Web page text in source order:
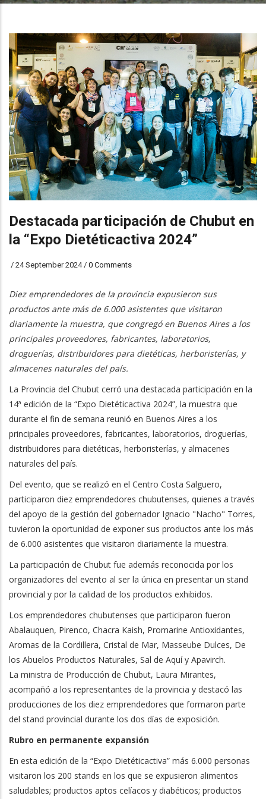
Destacada participación de Chubut en
la “Expo Dietéticactiva 2024”
/ 24 September 2024/ 0 Comments
Diez emprendedores de la provincia expusieron sus
productos ante más de 6.000 asistentes que visitaron
diariamente la muestra, que congregó en Buenos Aires a los
principales proveedores, fabricantes, laboratorios,
droguerías, distribuidores para dietéticas, herboristerías, y
almacenes naturales del país.
La Provincia del Chubut cerró una destacada participación en la
14ª edición de la “Expo Dietéticactiva 2024”, la muestra que
durante el fin de semana reunió en Buenos Aires a los
principales proveedores, fabricantes, laboratorios, droguerías,
distribuidores para dietéticas, herboristerías, y almacenes
naturales del país.
Del evento, que se realizó en el Centro Costa Salguero,
participaron diez emprendedores chubutenses, quienes a través
del apoyo de la gestión del gobernador Ignacio "Nacho" Torres,
tuvieron la oportunidad de exponer sus productos ante los más
de 6.000 asistentes que visitaron diariamente la muestra.
La participación de Chubut fue además reconocida por los
organizadores del evento al ser la única en presentar un stand
provincial y por la calidad de los productos exhibidos.
Los emprendedores chubutenses que participaron fueron
Abalauquen, Pirenco, Chacra Kaish, Promarine Antioxidantes,
Aromas de la Cordillera, Cristal de Mar, Masseube Dulces, De
los Abuelos Productos Naturales, Sal de Aquí y Apavirch.
La ministra de Producción de Chubut, Laura Mirantes,
acompañó a los representantes de la provincia y destacó las
producciones de los diez emprendedores que formaron parte
del stand provincial durante los dos días de exposición.
Rubro en permanente expansión
En esta edición de la “Expo Dietéticactiva” más 6.000 personas
visitaron los 200 stands en los que se expusieron alimentos
saludables; productos aptos celíacos y diabéticos; productos